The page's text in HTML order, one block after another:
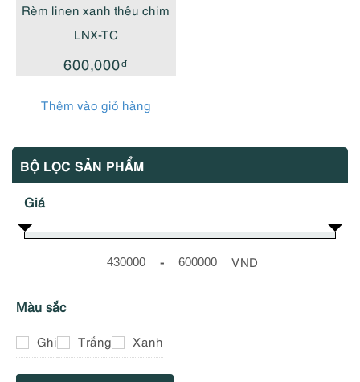
Rèm linen xanh thêu chim
LNX-TC
600,000₫
Thêm vào giỏ hàng
BỘ LỌC SẢN PHẨM
Giá
Minimum Price
-
Maximum Price
VND
Màu sắc
Ghi Trắng Xanh